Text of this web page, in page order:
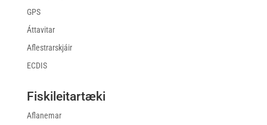
GPS
Áttavitar
Aflestrarskjáir
ECDIS
Fiskileitartæki
Aflanemar